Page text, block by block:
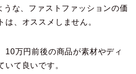
な、ファストファッションの価
は、オススメしません。
10万円前後の商品が素材やディ
いて良いです。